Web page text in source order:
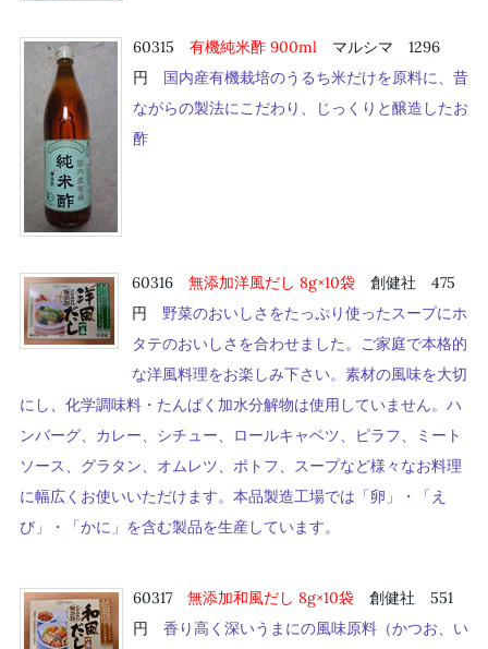
60315 有機純米酢 900ml マルシマ 1296
円 国内産有機栽培のうるち米だけを原料に、昔
ながらの製法にこだわり、じっくりと醸造したお
酢
60316 無添加洋風だし 8g×10袋創健社 475
円 野菜のおいしさをたっぷり使ったスープにホ
タテのおいしさを合わせました。ご家庭で本格的
な洋風料理をお楽しみ下さい。素材の風味を大切
にし、化学調味料・たんぱく加水分解物は使用していません。ハ
ンバーグ、カレー、シチュー、ロールキャベツ、ピラフ、ミート
ソース、グラタン、オムレツ、ポトフ、スープなど様々なお料理
に幅広くお使いいただけます。本品製造工場では「卵」・「え
び」・「かに」を含む製品を生産しています。
60317 無添加和風だし 8g×10袋創健社 551
円 香り高く深いうまにの風味原料（かつお、い